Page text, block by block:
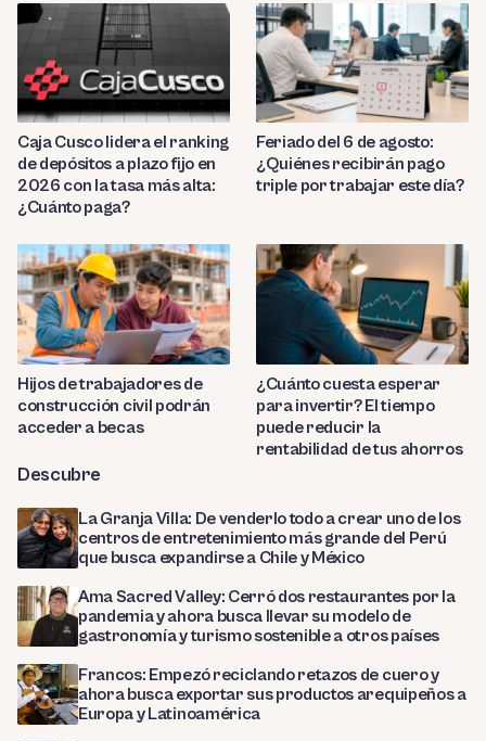
Caja Cusco lidera el ranking
de depósitos a plazo fijo en
2026 con la tasa más alta:
¿Cuánto paga?
Feriado del 6 de agosto:
¿Quiénes recibirán pago
triple por trabajar este día?
Hijos de trabajadores de
construcción civil podrán
acceder a becas
¿Cuánto cuesta esperar
para invertir? El tiempo
puede reducir la
rentabilidad de tus ahorros
Descubre
La Granja Villa: De venderlo todo a crear uno de los
centros de entretenimiento más grande del Perú
que busca expandirse a Chile y México
Ama Sacred Valley: Cerró dos restaurantes por la
pandemia y ahora busca llevar su modelo de
gastronomía y turismo sostenible a otros países
Francos: Empezó reciclando retazos de cuero y
ahora busca exportar sus productos arequipeños a
Europa y Latinoamérica